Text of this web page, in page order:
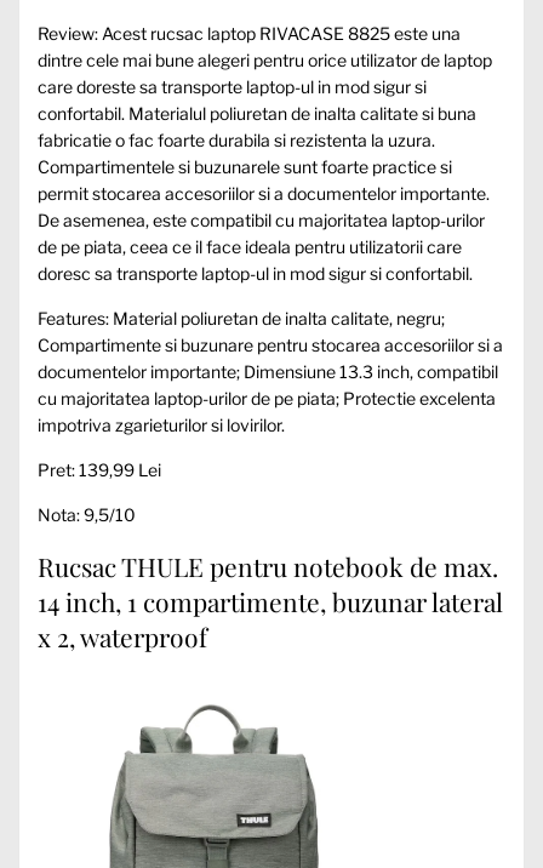
Review: Acest rucsac laptop RIVACASE 8825 este una
dintre cele mai bune alegeri pentru orice utilizator de laptop
care doreste sa transporte laptop-ul in mod sigur si
confortabil. Materialul poliuretan de inalta calitate si buna
fabricatie o fac foarte durabila si rezistenta la uzura.
Compartimentele si buzunarele sunt foarte practice si
permit stocarea accesoriilor si a documentelor importante.
De asemenea, este compatibil cu majoritatea laptop-urilor
de pe piata, ceea ce il face ideala pentru utilizatorii care
doresc sa transporte laptop-ul in mod sigur si confortabil.
Features: Material poliuretan de inalta calitate, negru;
Compartimente si buzunare pentru stocarea accesoriilor si a
documentelor importante; Dimensiune 13.3 inch, compatibil
cu majoritatea laptop-urilor de pe piata; Protectie excelenta
impotriva zgarieturilor si lovirilor.
Pret: 139,99 Lei
Nota: 9,5/10
Rucsac THULE pentru notebook de max.
14 inch, 1 compartimente, buzunar lateral
x 2, waterproof